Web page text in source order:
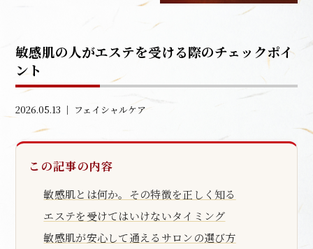
敏感肌の人がエステを受ける際のチェックポイ
ント
2026.05.13 ｜ フェイシャルケア
この記事の内容
敏感肌とは何か。その特徴を正しく知る
エステを受けてはいけないタイミング
敏感肌が安心して通えるサロンの選び方